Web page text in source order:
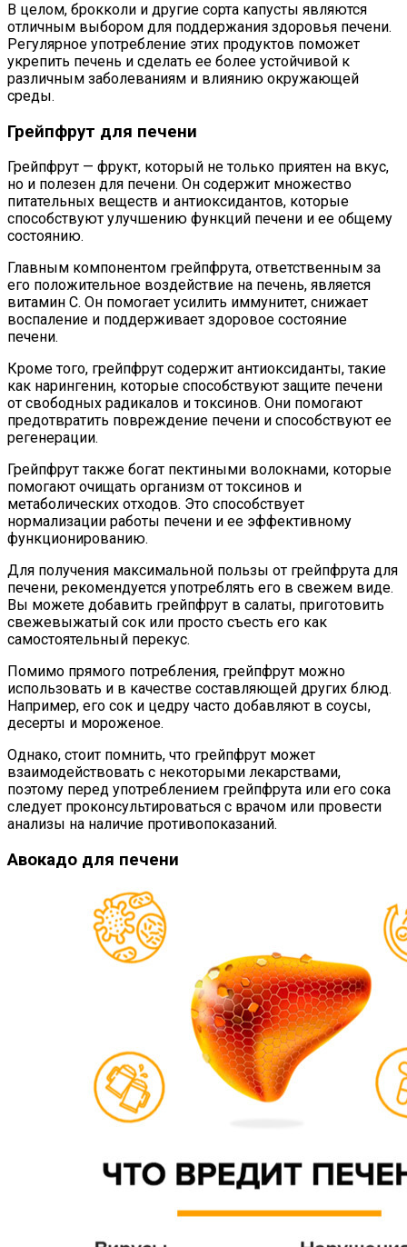
В целом, брокколи и другие сорта капусты являются
отличным выбором для поддержания здоровья печени.
Регулярное употребление этих продуктов поможет
укрепить печень и сделать ее более устойчивой к
различным заболеваниям и влиянию окружающей
среды.
Грейпфрут для печени
Грейпфрут — фрукт, который не только приятен на вкус,
но и полезен для печени. Он содержит множество
питательных веществ и антиоксидантов, которые
способствуют улучшению функций печени и ее общему
состоянию.
Главным компонентом грейпфрута, ответственным за
его положительное воздействие на печень, является
витамин С. Он помогает усилить иммунитет, снижает
воспаление и поддерживает здоровое состояние
печени.
Кроме того, грейпфрут содержит антиоксиданты, такие
как нарингенин, которые способствуют защите печени
от свободных радикалов и токсинов. Они помогают
предотвратить повреждение печени и способствуют ее
регенерации.
Грейпфрут также богат пектиными волокнами, которые
помогают очищать организм от токсинов и
метаболических отходов. Это способствует
нормализации работы печени и ее эффективному
функционированию.
Для получения максимальной пользы от грейпфрута для
печени, рекомендуется употреблять его в свежем виде.
Вы можете добавить грейпфрут в салаты, приготовить
свежевыжатый сок или просто съесть его как
самостоятельный перекус.
Помимо прямого потребления, грейпфрут можно
использовать и в качестве составляющей других блюд.
Например, его сок и цедру часто добавляют в соусы,
десерты и мороженое.
Однако, стоит помнить, что грейпфрут может
взаимодействовать с некоторыми лекарствами,
поэтому перед употреблением грейпфрута или его сока
следует проконсультироваться с врачом или провести
анализы на наличие противопоказаний.
Авокадо для печени